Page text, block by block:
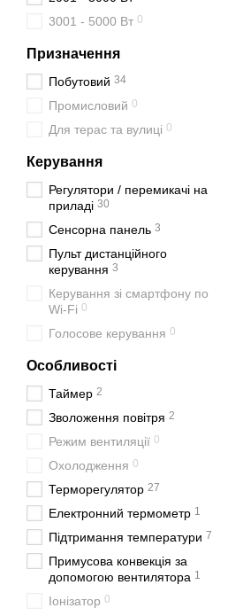
3001 - 5000 Вт 0
Призначення
Побутовий 34
Промисловий 0
Для терас та вулиці 0
Керування
Регулятори / перемикачі на
приладі 30
Сенсорна панель 3
Пульт дистанційного
керування 3
Керування зі смартфону по
Wi-Fi 0
Голосове керування 0
Особливості
Таймер 2
Зволоження повітря 2
Режим вентиляції 0
Охолодження 0
Терморегулятор 27
Електронний термометр 1
Підтримання температури 7
Примусова конвекція за
допомогою вентилятора 1
Іонізатор 0